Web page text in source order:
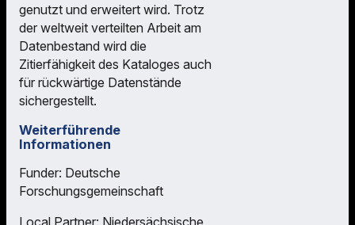
genutzt und erweitert wird. Trotz
der weltweit verteilten Arbeit am
Datenbestand wird die
Zitierfähigkeit des Kataloges auch
für rückwärtige Datenstände
sichergestellt.
Weiterführende
Informationen
Funder: Deutsche
Forschungsgemeinschaft
Local Partner: Niedersächsische